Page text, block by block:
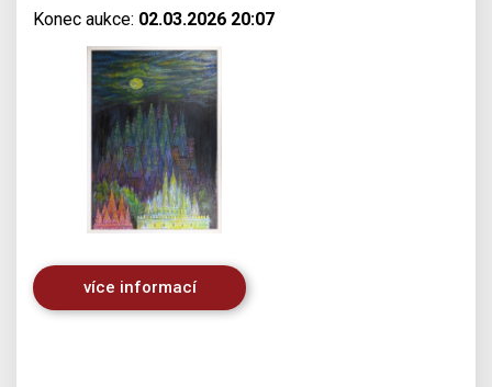
Konec aukce: 02.03.2026 20:07
více informací